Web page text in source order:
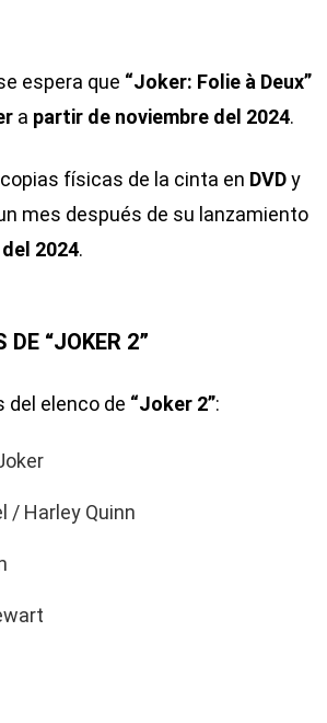
espera que “Joker: Folie à Deux”
a partir de noviembre del 2024.
físicas de la cinta en DVDy
mes después de su lanzamiento
2024.
“JOKER 2”
del elenco de “Joker 2”:
/ Harley Quinn